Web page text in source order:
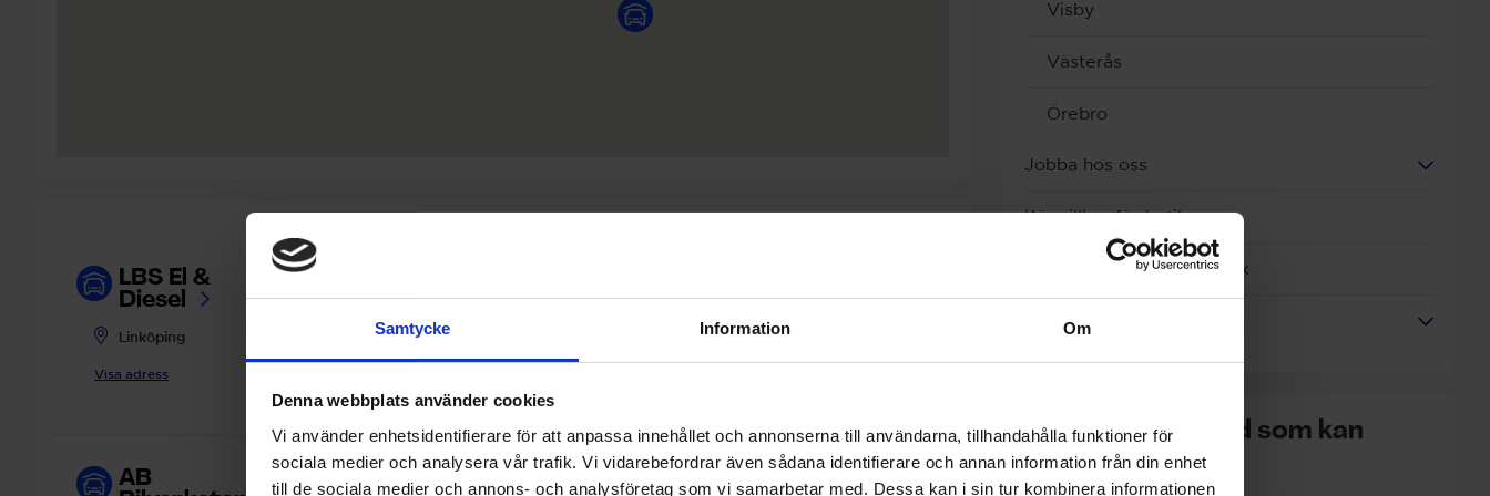
Samtycke Information Om
Denna webbplats använder cookies
Vi använder enhetsidentifierare för att anpassa innehållet och annonserna till användarna, tillhandahålla funktioner för
sociala medier och analysera vår trafik. Vi vidarebefordrar även sådana identifierare och annan information från din enhet
till de sociala medier och annons- och analysföretag som vi samarbetar med. Dessa kan i sin tur kombinera informationen
LBS El &
Diesel
Linköping
Visa adress
16.30
AB
Visby
Västerås
Örebro
Jobba hos oss
Köpvillkor för butik
Villkor vid verkstadsbesök
Cookies och GDPR
Hitta en verkstad som kan
hjälpa dig